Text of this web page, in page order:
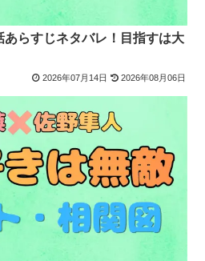
あらすじネタバレ！目指すは大
2026年07月14日 2026年08月06日